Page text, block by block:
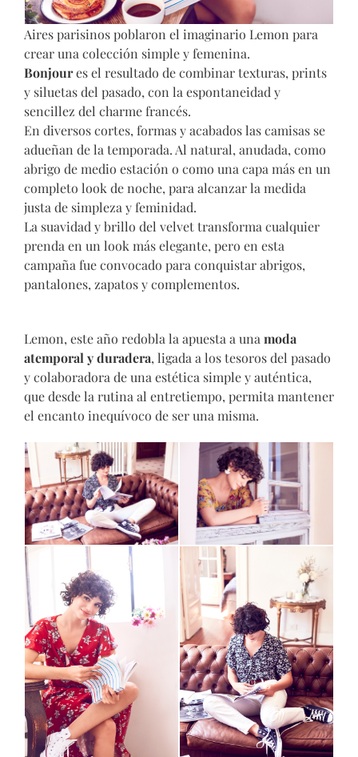
Aires parisinos poblaron el imaginario Lemon para
crear una colección simple y femenina.
Bonjoures el resultado de combinar texturas, prints
y siluetas del pasado, con la espontaneidad y
sencillez del charme francés.
En diversos cortes, formas y acabados las camisas se
adueñan de la temporada. Al natural, anudada, como
abrigo de medio estación o como una capa más en un
completo look de noche, para alcanzar la medida
justa de simpleza y feminidad.
La suavidad y brillo del velvet transforma cualquier
prenda en un look más elegante, pero en esta
campaña fue convocado para conquistar abrigos,
pantalones, zapatos y complementos.
Lemon, este año redobla la apuesta a una moda
atemporal y duradera, ligada a los tesoros del pasado
y colaboradora de una estética simple y auténtica,
que desde la rutina al entretiempo, permita mantener
el encanto inequívoco de ser una misma.